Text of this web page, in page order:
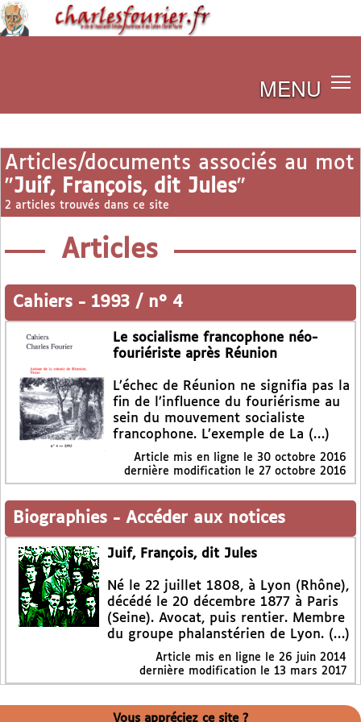
MENU
Articles/documents associés au mot
"Juif, François, dit Jules"
2 articles trouvés dans ce site
Articles
Cahiers - 1993 / n° 4
Le socialisme francophone néo-
fouriériste après Réunion
L’échec de Réunion ne signifia pas la
fin de l’influence du fouriérisme au
sein du mouvement socialiste
francophone. L’exemple de La (…)
Article mis en ligne le 30 octobre 2016
dernière modification le 27 octobre 2016
Biographies - Accéder aux notices
Juif, François, dit Jules
Né le 22 juillet 1808, à Lyon (Rhône),
décédé le 20 décembre 1877 à Paris
(Seine). Avocat, puis rentier. Membre
du groupe phalanstérien de Lyon. (…)
Article mis en ligne le 26 juin 2014
dernière modification le 13 mars 2017
Vous appréciez ce site ?